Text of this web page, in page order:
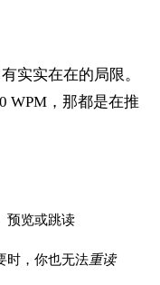
实实在在的局限。
WPM，那都是在推
预览或跳读
时，你也无法重读